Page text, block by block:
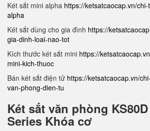
Két sắt mini alpha https://ketsatcaocap.vn/
alpha
Két sắt dùng cho gia đình https://
gia-dinh-loai-nao-tot
Kích thước két sắt mini https://
mini-kich-thuoc
Bán két sắt điện tử https://ketsatcaocap.vn/
van-phong-dien-tu
Két sắt văn phòng
Series Khóa cơ